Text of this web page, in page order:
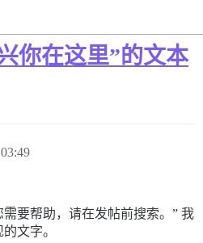
你在这里”的文本
要帮助，请在发帖前搜索。” 我
文字。